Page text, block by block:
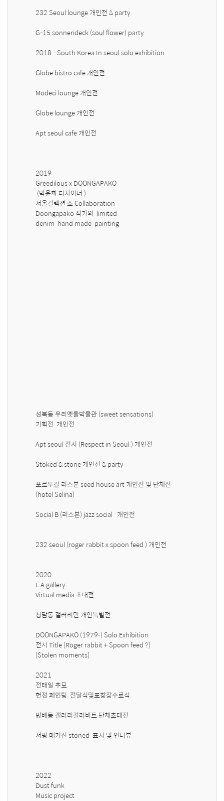
232 Seoul lounge 개인전 & party
G-15 sonnendeck (soul flower) party
2018  -South Korea In seoul solo exhibition
Globe bistro cafe 개인전
Modeci lounge 개인전
Globe lounge 개인전
Apt seoul cafe 개인전
2019
Greedilous x DOONGAPAKO
서울컬렉션 쇼 Collaboration
Doongapako 작가의  limited
denim  hand made  painting
성북동 우리옛돌박물관 (sweet sensations)
기획전  개인전
Apt seoul 전시 (Respect in Seoul ) 개인전
Stoked & stone 개인전 & party
포르투갈 리스본 seed house art 개인전 및 단체전
(hotel Selina)
Social B (리스본) jazz social   개인전
232 seoul (roger rabbit x spoon feed ) 개인전
2020
L.A gallery
Virtual media 초대전
청담동 갤러리민 개인특별전
DOONGAPAKO (1979-) Solo Exhibition
전시 Title [Roger rabbit + Spoon feed ?]
[Stolen moments]
2021
전태일 추모
헌정 페인팅  전달식및표창장수료식
방배동 갤러리컬러비트 단체초대전
서핑 매거진 stoned  표지 및 인터뷰
2022
Dust funk
Music project